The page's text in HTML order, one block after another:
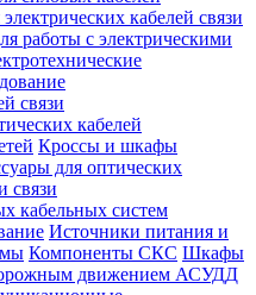
кабелей связи
работы с электрическими
связи
кабелей
Кроссы и шкафы
для оптических
связи
кабельных систем
Источники питания и
Компоненты СКС Шкафы
движением АСУДД